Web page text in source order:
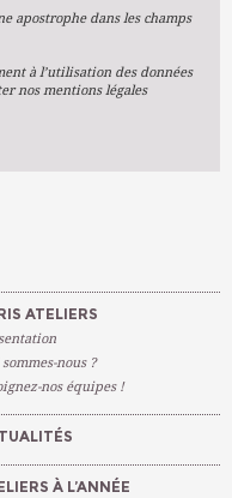
apostrophe dans les champs
à l’utilisation des données
nos mentions légales
ATELIERS
nous ?
nos équipes !
À L’ANNÉE